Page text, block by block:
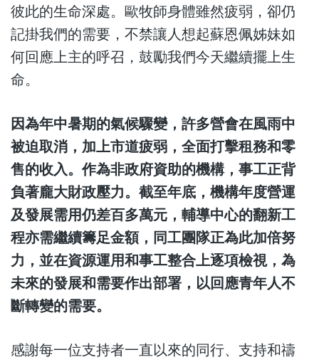
彼此的生命深處。歐牧師身體雖然疲弱，卻仍
記掛我們的需要，不禁讓人想起蘇恩佩姊妹如
何回應上主的呼召，鼓勵我們今天繼續擺上生
命。
因為年中暑期的氣候驟變，許多營會在風雨中
被迫取消，加上市道疲弱，全面打擊租務和零
售的收入。作為非政府資助的機構，事工正背
負著龐大財政壓力。截至年底，機構年度營運
及發展需用仍差百多萬元，輔導中心的翻新工
程亦需繼續籌足金額，同工團隊正為此加倍努
力，並在資源運用和事工整合上逐項檢視，為
未來的發展和需要作出部署，以回應青年人不
斷轉變的需要。
感謝每一位支持者一直以來的同行、支持和禱